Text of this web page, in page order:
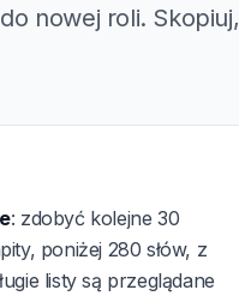
nowej roli. Skopiuj,
: zdobyć kolejne 30
poniżej 280 słów, z
listy są przeglądane